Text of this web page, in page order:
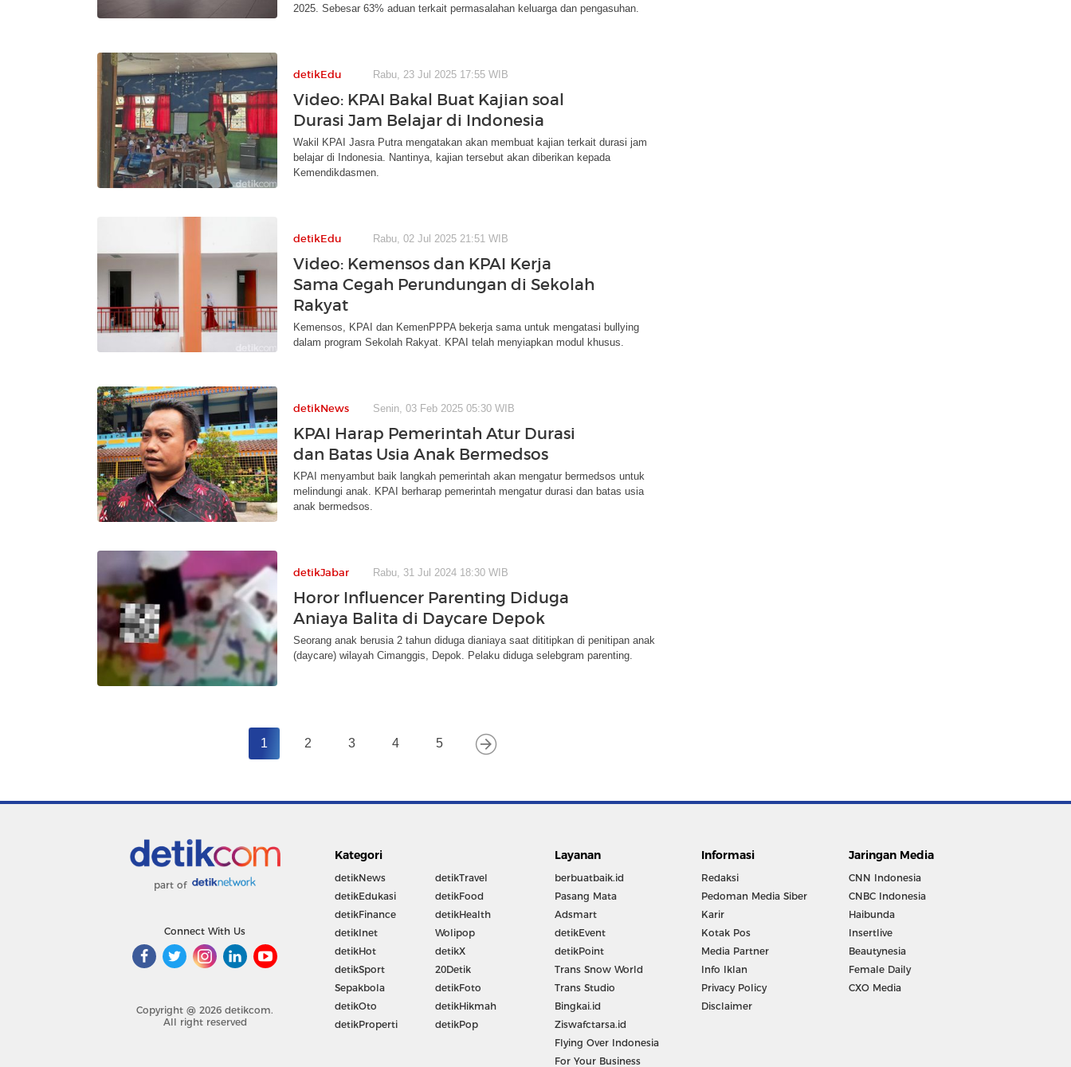
2025. Sebesar 63% aduan terkait permasalahan keluarga dan pengasuhan.
detikEdu Rabu, 23 Jul 2025 17:55 WIB
Video: KPAI Bakal Buat Kajian soal
Durasi Jam Belajar di Indonesia
Wakil KPAI Jasra Putra mengatakan akan membuat kajian terkait durasi jam
belajar di Indonesia. Nantinya, kajian tersebut akan diberikan kepada
Kemendikdasmen.
detikEdu Rabu, 02 Jul 2025 21:51 WIB
Video: Kemensos dan KPAI Kerja
Sama Cegah Perundungan di Sekolah
Rakyat
Kemensos, KPAI dan KemenPPPA bekerja sama untuk mengatasi bullying
dalam program Sekolah Rakyat. KPAI telah menyiapkan modul khusus.
detikNews Senin, 03 Feb 2025 05:30 WIB
KPAI Harap Pemerintah Atur Durasi
dan Batas Usia Anak Bermedsos
KPAI menyambut baik langkah pemerintah akan mengatur bermedsos untuk
melindungi anak. KPAI berharap pemerintah mengatur durasi dan batas usia
anak bermedsos.
detikJabar Rabu, 31 Jul 2024 18:30 WIB
Horor Influencer Parenting Diduga
Aniaya Balita di Daycare Depok
Seorang anak berusia 2 tahun diduga dianiaya saat dititipkan di penitipan anak
(daycare) wilayah Cimanggis, Depok. Pelaku diduga selebgram parenting.
1 2 3 4 5
part of
Connect With Us
Copyright @ 2026 detikcom.
All right reserved
Kategori
detikNews
detikEdukasi
detikFinance
detikInet
detikHot
detikSport
Sepakbola
detikOto
detikProperti
detikTravel
detikFood
detikHealth
Wolipop
detikX
20Detik
detikFoto
detikHikmah
detikPop
Layanan
berbuatbaik.id
Pasang Mata
Adsmart
detikEvent
detikPoint
Trans Snow World
Trans Studio
Bingkai.id
Ziswafctarsa.id
Flying Over Indonesia
For Your Business
Informasi
Redaksi
Pedoman Media Siber
Karir
Kotak Pos
Media Partner
Info Iklan
Privacy Policy
Disclaimer
Jaringan Media
CNN Indonesia
CNBC Indonesia
Haibunda
Insertlive
Beautynesia
Female Daily
CXO Media